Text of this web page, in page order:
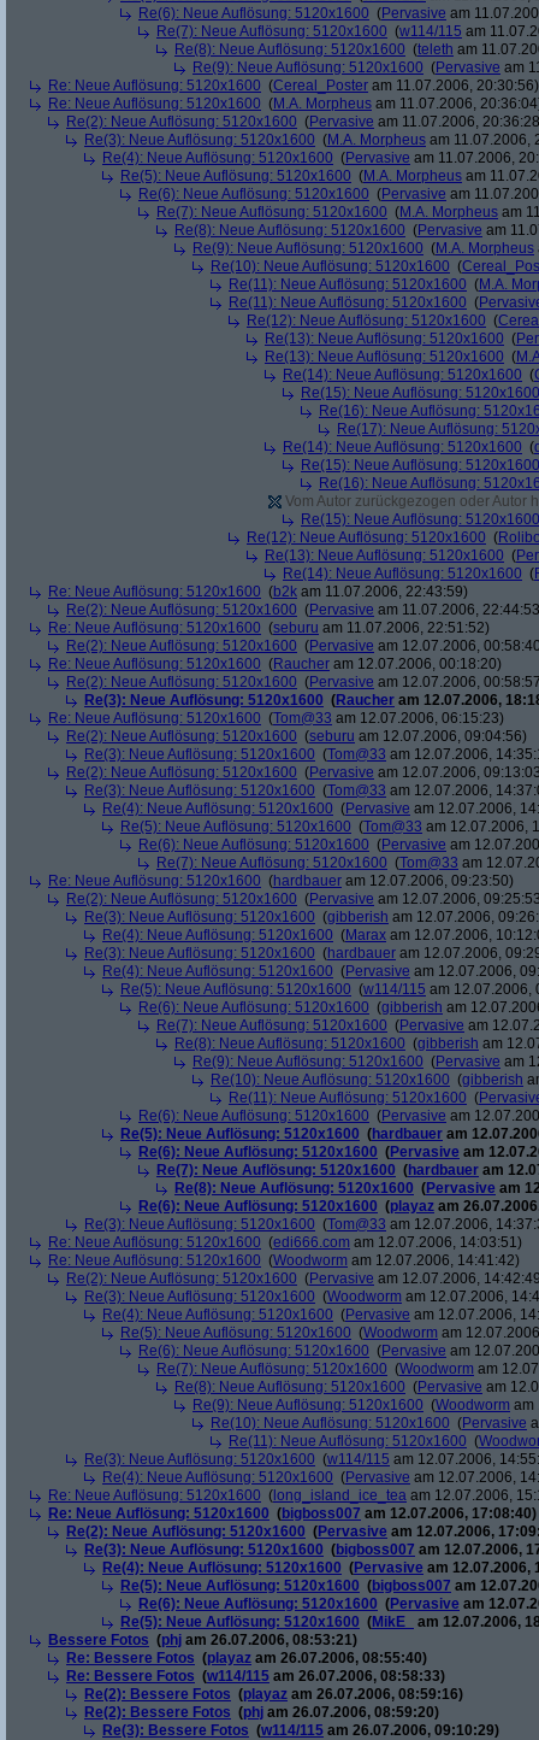
Re(6): Neue Auflösung: 5120x1600 (Pervasive am
Re(7): Neue Auflösung: 5120x1600 (w114/115 am
Re(8): Neue Auflösung: 5120x1600 (teleth am
Re(9): Neue Auflösung: 5120x1600 (Pervasive am
Re: Neue Auflösung: 5120x1600 (Cereal_Poster am 11.07.2006, 20:30:56)
Re: Neue Auflösung: 5120x1600 (M.A. Morpheus am 11.07.2006,
Re(2): Neue Auflösung: 5120x1600 (Pervasive am 11.07.2006,
Re(3): Neue Auflösung: 5120x1600 (M.A. Morpheus am 11.07.2006,
Re(4): Neue Auflösung: 5120x1600 (Pervasive am 11.07.2006,
Re(5): Neue Auflösung: 5120x1600 (M.A. Morpheus am
Re(6): Neue Auflösung: 5120x1600 (Pervasive am
Re(7): Neue Auflösung: 5120x1600 (M.A. Morpheus am
Re(8): Neue Auflösung: 5120x1600 (Pervasive am
Re(9): Neue Auflösung: 5120x1600 (M.A. Morpheus
Re(10): Neue Auflösung: 5120x1600 (
Re(11): Neue Auflösung: 5120x1600 (M.A.
Re(11): Neue Auflösung: 5120x1600 (
Re(12): Neue Auflösung: 5120x1600 (
Re(13): Neue Auflösung: 5120x1600 (
Re(13): Neue Auflösung: 5120x1600 (
Re(14): Neue Auflösung: 5120x1600 (
Re(15): Neue Auflösung: 5120x1600
Re(16): Neue Auflösung:
Re(17): Neue Auflösung:
Re(14): Neue Auflösung: 5120x1600 (
Re(15): Neue Auflösung: 5120x1600
Re(16): Neue Auflösung:
Vom Autor zurückgezogen oder Autor
Re(15): Neue Auflösung: 5120x1600
Re(12): Neue Auflösung: 5120x1600 (
Re(13): Neue Auflösung: 5120x1600 (
Re(14): Neue Auflösung: 5120x1600 (
Re: Neue Auflösung: 5120x1600 (b2k am 11.07.2006, 22:43:59)
Re(2): Neue Auflösung: 5120x1600 (Pervasive am 11.07.2006,
Re: Neue Auflösung: 5120x1600 (seburu am 11.07.2006, 22:51:52)
Re(2): Neue Auflösung: 5120x1600 (Pervasive am 12.07.2006,
Re: Neue Auflösung: 5120x1600 (Raucher am 12.07.2006, 00:18:20)
Re(2): Neue Auflösung: 5120x1600 (Pervasive am 12.07.2006,
Re(3): Neue Auflösung: 5120x1600 (Raucher am 12.07.2006,
Re: Neue Auflösung: 5120x1600 (Tom@33 am 12.07.2006, 06:15:23)
Re(2): Neue Auflösung: 5120x1600 (seburu am 12.07.2006, 09:04:56)
Re(3): Neue Auflösung: 5120x1600 (Tom@33 am 12.07.2006,
Re(2): Neue Auflösung: 5120x1600 (Pervasive am 12.07.2006,
Re(3): Neue Auflösung: 5120x1600 (Tom@33 am 12.07.2006,
Re(4): Neue Auflösung: 5120x1600 (Pervasive am 12.07.2006,
Re(5): Neue Auflösung: 5120x1600 (Tom@33 am 12.07.2006,
Re(6): Neue Auflösung: 5120x1600 (Pervasive am
Re(7): Neue Auflösung: 5120x1600 (Tom@33 am
Re: Neue Auflösung: 5120x1600 (hardbauer am 12.07.2006, 09:23:50)
Re(2): Neue Auflösung: 5120x1600 (Pervasive am 12.07.2006,
Re(3): Neue Auflösung: 5120x1600 (gibberish am 12.07.2006,
Re(4): Neue Auflösung: 5120x1600 (Marax am 12.07.2006,
Re(3): Neue Auflösung: 5120x1600 (hardbauer am 12.07.2006,
Re(4): Neue Auflösung: 5120x1600 (Pervasive am 12.07.2006,
Re(5): Neue Auflösung: 5120x1600 (w114/115 am 12.07.2006,
Re(6): Neue Auflösung: 5120x1600 (gibberish am
Re(7): Neue Auflösung: 5120x1600 (Pervasive am
Re(8): Neue Auflösung: 5120x1600 (gibberish am
Re(9): Neue Auflösung: 5120x1600 (Pervasive am
Re(10): Neue Auflösung: 5120x1600 (gibberish
Re(11): Neue Auflösung: 5120x1600 (
Re(6): Neue Auflösung: 5120x1600 (Pervasive am
Re(5): Neue Auflösung: 5120x1600 (hardbauer am
Re(6): Neue Auflösung: 5120x1600 (Pervasive am
Re(7): Neue Auflösung: 5120x1600 (hardbauer am
Re(8): Neue Auflösung: 5120x1600 (Pervasive am
Re(6): Neue Auflösung: 5120x1600 (playaz am
Re(3): Neue Auflösung: 5120x1600 (Tom@33 am 12.07.2006,
Re: Neue Auflösung: 5120x1600 (edi666.com am 12.07.2006, 14:03:51)
Re: Neue Auflösung: 5120x1600 (Woodworm am 12.07.2006, 14:41:42)
Re(2): Neue Auflösung: 5120x1600 (Pervasive am 12.07.2006,
Re(3): Neue Auflösung: 5120x1600 (Woodworm am 12.07.2006,
Re(4): Neue Auflösung: 5120x1600 (Pervasive am 12.07.2006,
Re(5): Neue Auflösung: 5120x1600 (Woodworm am
Re(6): Neue Auflösung: 5120x1600 (Pervasive am
Re(7): Neue Auflösung: 5120x1600 (Woodworm am
Re(8): Neue Auflösung: 5120x1600 (Pervasive am
Re(9): Neue Auflösung: 5120x1600 (Woodworm am
Re(10): Neue Auflösung: 5120x1600 (Pervasive
Re(11): Neue Auflösung: 5120x1600 (
Re(3): Neue Auflösung: 5120x1600 (w114/115 am 12.07.2006,
Re(4): Neue Auflösung: 5120x1600 (Pervasive am 12.07.2006,
Re: Neue Auflösung: 5120x1600 ( long_island_ice_tea am 12.07.2006,
Re: Neue Auflösung: 5120x1600 (bigboss007 am 12.07.2006, 17:08:40)
Re(2): Neue Auflösung: 5120x1600 (Pervasive am 12.07.2006,
Re(3): Neue Auflösung: 5120x1600 (bigboss007 am 12.07.2006,
Re(4): Neue Auflösung: 5120x1600 (Pervasive am 12.07.2006,
Re(5): Neue Auflösung: 5120x1600 (bigboss007 am
Re(6): Neue Auflösung: 5120x1600 (Pervasive am
Re(5): Neue Auflösung: 5120x1600 (MikE_
am 12.07.2006,
Bessere Fotos (phj am 26.07.2006, 08:53:21)
Re: Bessere Fotos (playaz am 26.07.2006, 08:55:40)
Re: Bessere Fotos (w114/115 am 26.07.2006, 08:58:33)
Re(2): Bessere Fotos (playaz am 26.07.2006, 08:59:16)
Re(2): Bessere Fotos (phj am 26.07.2006, 08:59:20)
Re(3): Bessere Fotos (w114/115 am 26.07.2006, 09:10:29)